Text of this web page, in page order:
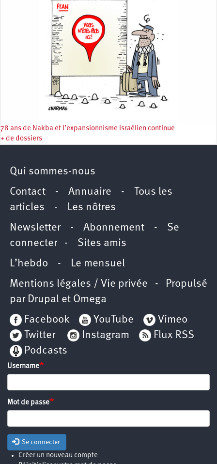
78 ans de Nakba et l’expansionnisme israélien continue
+ de dossiers
Qui sommes-nous
Contact - Annuaire -
Tous les
articles - Les nôtres
Newsletter- Abonnement - Se
connecter- Sites amis
L’hebdo - Le mensuel
Mentions légales / Vie privée - Propulsé
par Drupal et Omega
Facebook
YouTube
Vimeo
Twitter
Instagram
Flux RSS
Podcasts
Username
Mot de passe
Se connecter
Créer un nouveau compte